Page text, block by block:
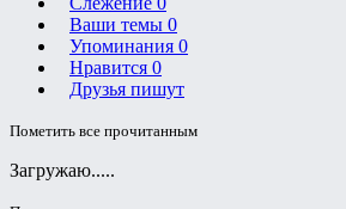
Ваши темы 0
Упоминания 0
Нравится 0
Друзья пишут
Пометить все прочитанным
Загружаю.....